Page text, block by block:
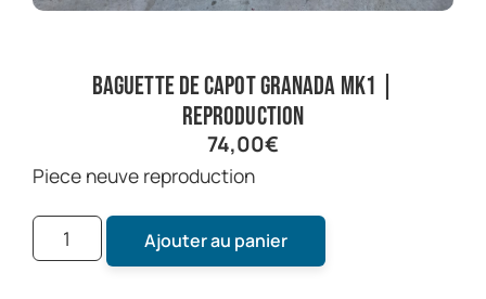
Baguette de capot Granada mk1 |
reproduction
74,00€
Piece neuve reproduction
Ajouter au panier